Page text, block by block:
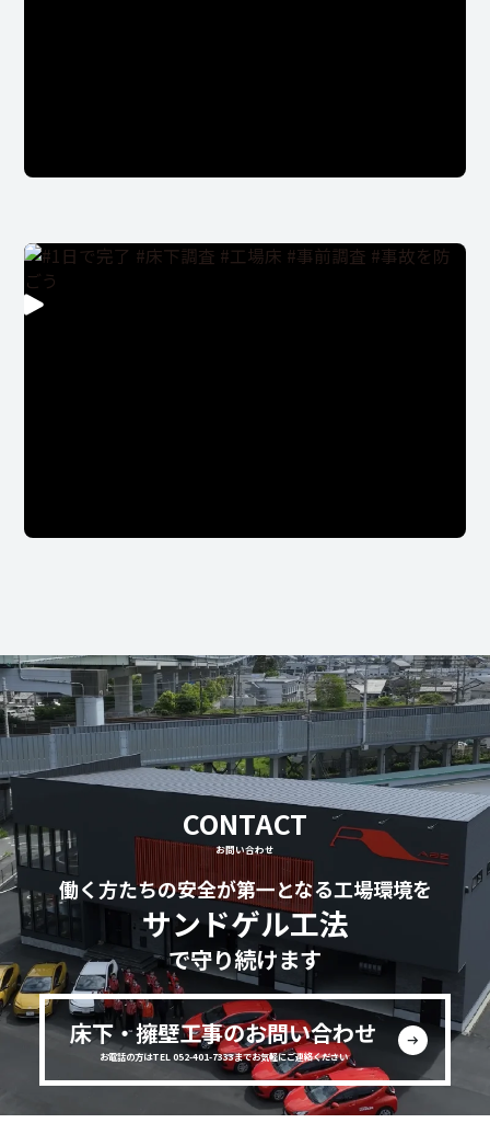
CONTACT
お問い合わせ
働く方たちの安全が第一となる工場環境を
サンドゲル工法
で守り続けます
床下・擁壁工事のお問い合わせ
お電話の方はTEL 052-401-7333までお気軽にご連絡ください